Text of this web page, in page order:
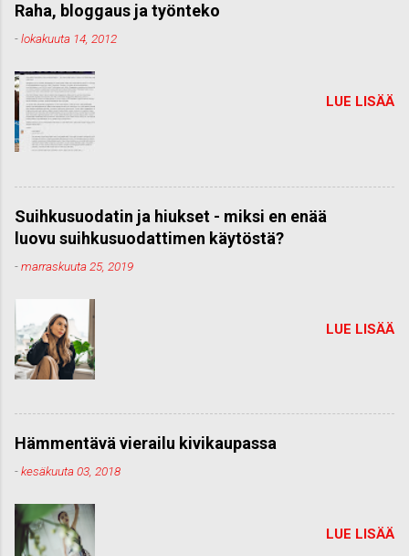
Raha, bloggaus ja työnteko
-lokakuuta 14, 2012
LUE LISÄÄ
Suihkusuodatin ja hiukset - miksi en enää
luovu suihkusuodattimen käytöstä?
-marraskuuta 25, 2019
LUE LISÄÄ
Hämmentävä vierailu kivikaupassa
-kesäkuuta 03, 2018
LUE LISÄÄ